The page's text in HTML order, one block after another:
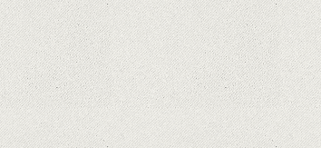
Orange a inclus telefoane premium
recondiționate în portofoliul său;
Cum sunt prețurile față de alte
platforme similare?